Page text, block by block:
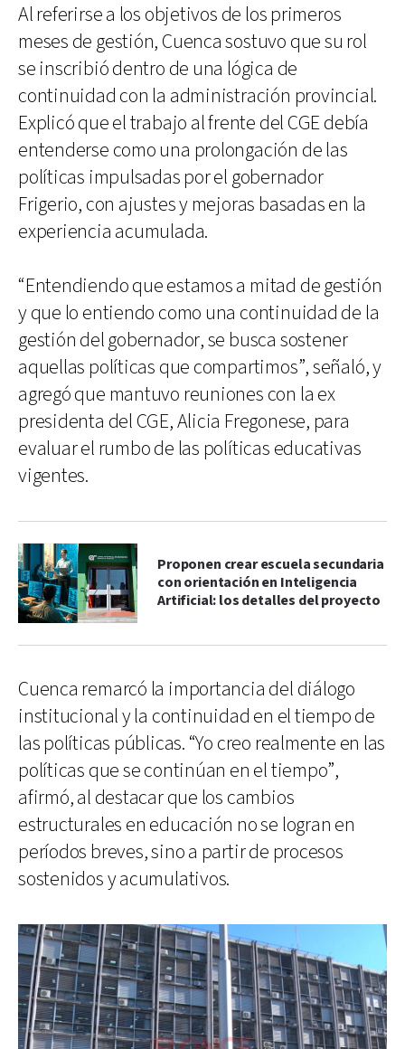
Al referirse a los objetivos de los primeros
meses de gestión, Cuenca sostuvo que su rol
se inscribió dentro de una lógica de
continuidad con la administración provincial.
Explicó que el trabajo al frente del CGE debía
entenderse como una prolongación de las
políticas impulsadas por el gobernador
Frigerio, con ajustes y mejoras basadas en la
experiencia acumulada.
“Entendiendo que estamos a mitad de gestión
y que lo entiendo como una continuidad de la
gestión del gobernador, se busca sostener
aquellas políticas que compartimos”, señaló, y
agregó que mantuvo reuniones con la ex
presidenta del CGE, Alicia Fregonese, para
evaluar el rumbo de las políticas educativas
vigentes.
Proponen crear escuela secundaria
con orientación en Inteligencia
Artificial: los detalles del proyecto
Cuenca remarcó la importancia del diálogo
institucional y la continuidad en el tiempo de
las políticas públicas. “Yo creo realmente en las
políticas que se continúan en el tiempo”,
afirmó, al destacar que los cambios
estructurales en educación no se logran en
períodos breves, sino a partir de procesos
sostenidos y acumulativos.